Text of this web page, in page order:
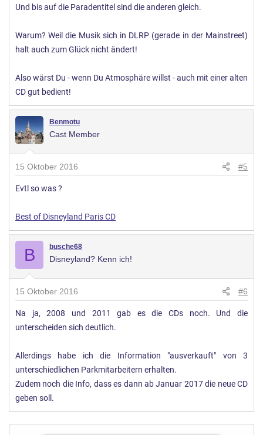
Und bis auf die Paradentitel sind die anderen gleich.
Warum? Weil die Musik sich in DLRP (gerade in der Mainstreet)
halt auch zum Glück nicht ändert!
Also wärst Du - wenn Du Atmosphäre willst - auch mit einer alten
CD gut bedient!
Benmotu
Cast Member
15 Oktober 2016 #5
Evtl so was ?
Best of Disneyland Paris CD
B busche68
Disneyland? Kenn ich!
15 Oktober 2016 #6
Na ja, 2008 und 2011 gab es die CDs noch. Und die
unterscheiden sich deutlich.
Allerdings habe ich die Information "ausverkauft" von 3
unterschiedlichen Parkmitarbeitern erhalten.
Zudem noch die Info, dass es dann ab Januar 2017 die neue CD
geben soll.